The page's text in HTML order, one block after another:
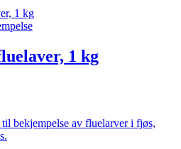
1 kg
bekjempelse av fluelarver i fjøs,